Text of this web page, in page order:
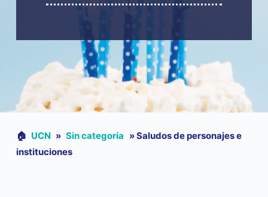
🏠︎ UCN » Sin categoría »Saludos de personajes e
instituciones